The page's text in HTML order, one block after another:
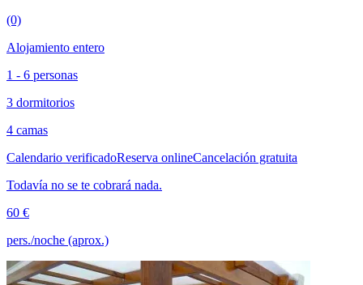
(0)
Alojamiento entero
1 - 6 personas
3 dormitorios
4 camas
Calendario verificadoReserva onlineCancelación gratuita
Todavía no se te cobrará nada.
60 €
pers./noche (aprox.)